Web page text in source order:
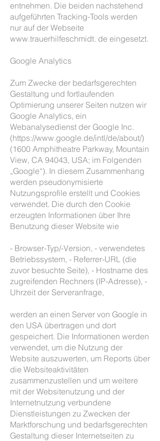
entnehmen. Die beiden nachstehend
aufgeführten Tracking-Tools werden
nur auf der Webseite
www.trauerhilfeschmidt. de eingesetzt.
Google Analytics
Zum Zwecke der bedarfsgerechten
Gestaltung und fortlaufenden
Optimierung unserer Seiten nutzen wir
Google Analytics, ein
Webanalysedienst der Google Inc.
(https://www.google.de/intl/de/about/)
(1600 Amphitheatre Parkway, Mountain
View, CA 94043, USA; im Folgenden
„Google“). In diesem Zusammenhang
werden pseudonymisierte
Nutzungsprofile erstellt und Cookies
verwendet. Die durch den Cookie
erzeugten Informationen über Ihre
Benutzung dieser Website wie
- Browser-Typ/-Version, - verwendetes
Betriebssystem, - Referrer-URL (die
zuvor besuchte Seite), - Hostname des
zugreifenden Rechners (IP-Adresse), -
Uhrzeit der Serveranfrage,
werden an einen Server von Google in
den USA übertragen und dort
gespeichert. Die Informationen werden
verwendet, um die Nutzung der
Website auszuwerten, um Reports über
die Websiteaktivitäten
zusammenzustellen und um weitere
mit der Websitenutzung und der
Internetnutzung verbundene
Dienstleistungen zu Zwecken der
Marktforschung und bedarfsgerechten
Gestaltung dieser Internetseiten zu